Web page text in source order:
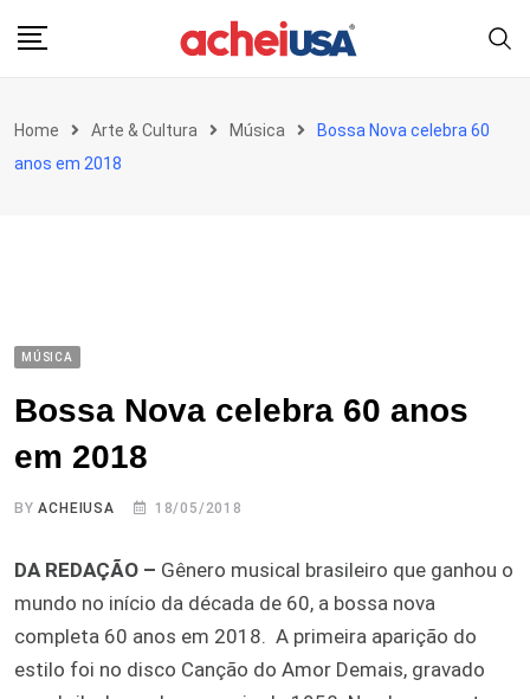
Home Arte & Cultura Música
Bossa Nova celebra 60
anos em 2018
MÚSICA
Bossa Nova celebra 60 anos
em 2018
BYACHEIUSA 18/05/2018
DA REDAÇÃO – Gênero musical brasileiro que ganhou o
mundo no início da década de 60, a bossa nova
completa 60 anos em 2018. A primeira aparição do
estilo foi no disco Canção do Amor Demais, gravado